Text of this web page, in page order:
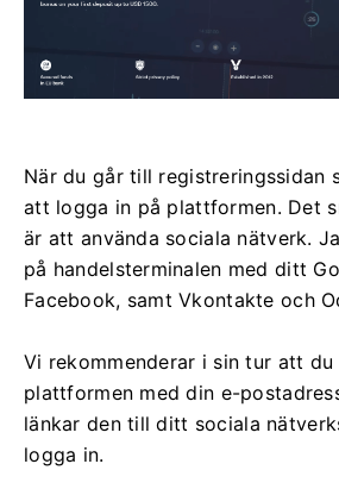
När du går till registreringssidan
att logga in på plattformen. Det
är att använda sociala nätverk.
på handelsterminalen med ditt
Facebook, samt Vkontakte och
Vi rekommenderar i sin tur att
plattformen med din e-
länkar den till ditt sociala
logga in.